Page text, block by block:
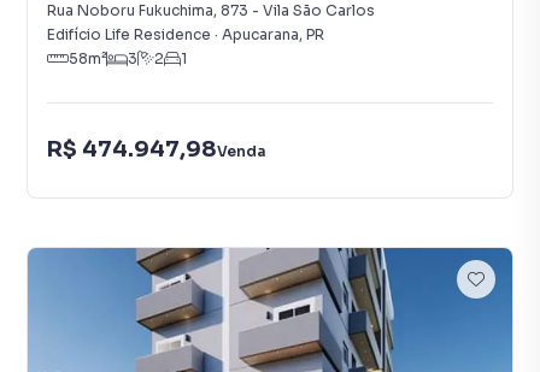
Rua Noboru Fukuchima, 873 - Vila São Carlos
Edifício Life Residence · Apucarana, PR
58m² 3 2 1
R$ 474.947,98Venda